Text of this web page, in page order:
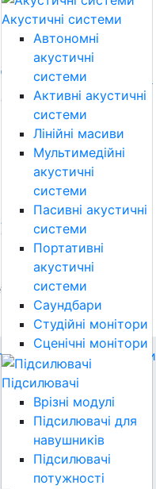
Акустичні системи
Автономні
акустичні
системи
Активні акустичні
системи
Лінійні масиви
Мультимедійні
акустичні
системи
Пасивні акустичні
системи
Портативні
акустичні
системи
Саундбари
Студійні монітори
Сценічні монітори
Підсилювачі
Врізні модулі
Підсилювачі для
навушників
Підсилювачі
потужності
Гітарне обладнання
Гітарні аксесуари
Клавішні інструменти
Духові інструменти
Смичкові інструменти
Ударні інструменти
Етнічні інструменти
Світлове обладнання
Відеообладнання
Сцена
Комутація
Аксесуари
Уцінка
Духові інструменти